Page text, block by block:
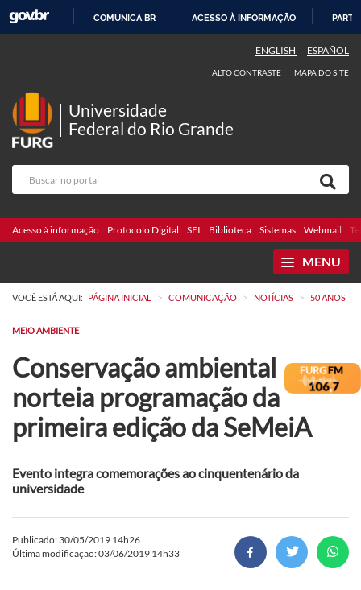
COMUNICA BR ACESSO À INFORMAÇÃO
ENGLISH ESPAÑOL
ALTO CONTRASTE MAPA DO SITE
Universidade
Federal do Rio Grande
Acesso à informação Protocolo Digital SEI Biblioteca Sistemas Webmail
MENU
VOCÊ ESTÁ AQUI: PÁGINA INICIAL > COMUNICAÇÃO > NOTÍCIAS > 50 ANOS
MEIO AMBIENTE
Conservação ambiental
norteia programação da
primeira edição da SeMeiA
Evento integra comemorações ao cinquentenário da
universidade
Publicado: 30/05/2019 14h26
Última modificação: 03/06/2019 14h33